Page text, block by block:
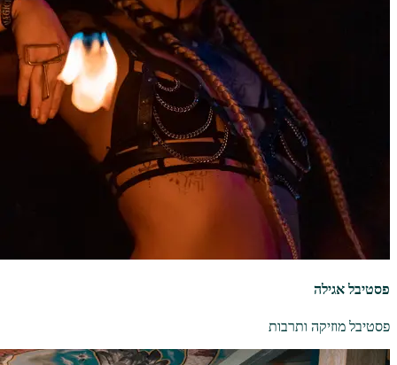
פסטיבל אגילה
פסטיבל מוזיקה ותרבות